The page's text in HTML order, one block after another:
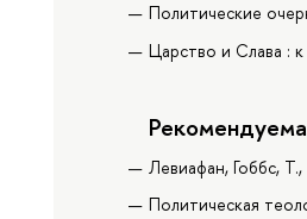
Политические
Царство и Слава :
Левиафан, Гоббс,
Политическая